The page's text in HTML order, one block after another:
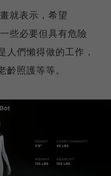
就表示，希望
些必要但具有危險
人們懶得做的工作，
照護等等。